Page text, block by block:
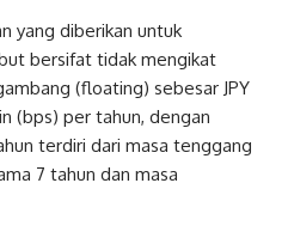
yang diberikan untuk
bersifat tidak mengikat
(floating) sebesar JPY
(bps) per tahun, dengan
terdiri dari masa tenggang
7 tahun dan masa